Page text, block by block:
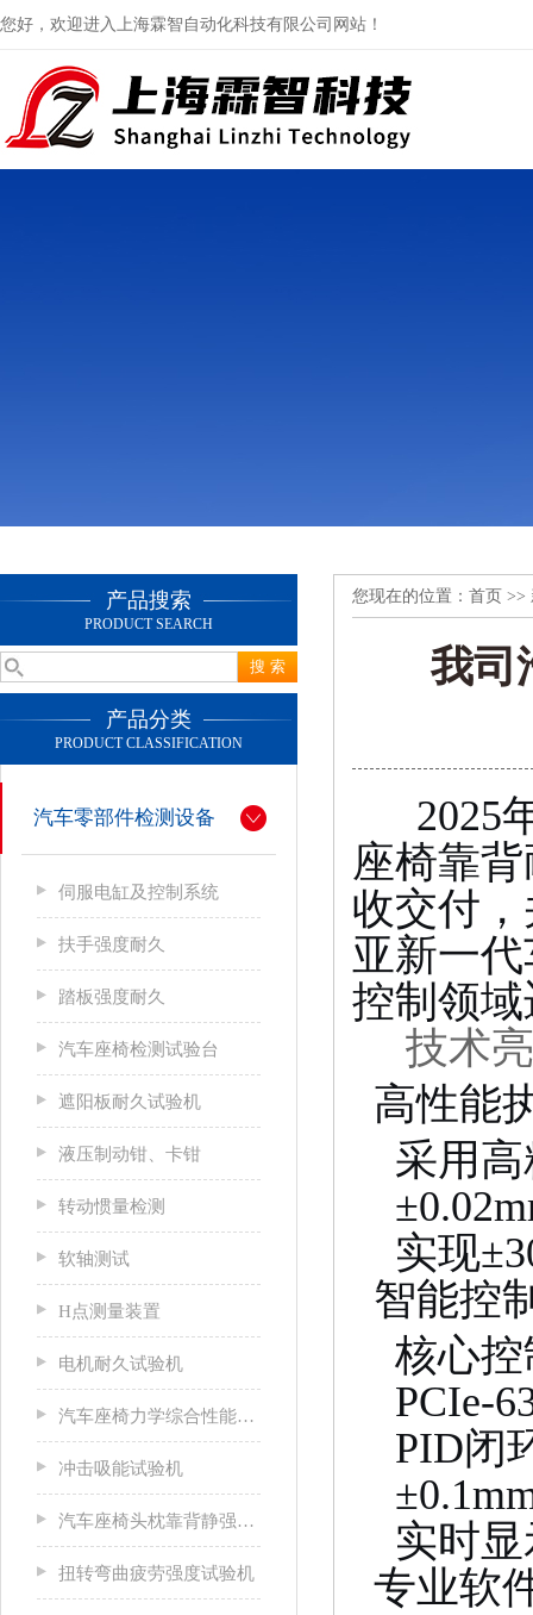
您好，欢迎进入上海霖智自动化科技有限公司网站！
产品搜索
PRODUCT SEARCH
产品分类
PRODUCT CLASSIFICATION
汽车零部件检测设备
伺服电缸及控制系统
扶手强度耐久
踏板强度耐久
汽车座椅检测试验台
遮阳板耐久试验机
液压制动钳、卡钳
转动惯量检测
软轴测试
H点测量装置
电机耐久试验机
汽车座椅力学综合性能试验机
冲击吸能试验机
汽车座椅头枕靠背静强度试验台
扭转弯曲疲劳强度试验机
您现在的位置： 首页 >>
我司
2025
座椅靠
收交付
亚新一
控制领
技术
高性能
采用
实现
智能控
核心
PCIe-
PID闭
实时
专业软